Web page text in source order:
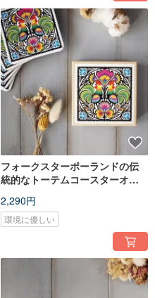
フォークスターポーランドの伝
統的なトーテムコースターオン
2,290円
環境に優しい